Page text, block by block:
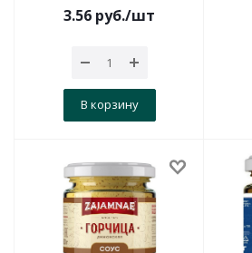
3.56 руб./шт
В корзину